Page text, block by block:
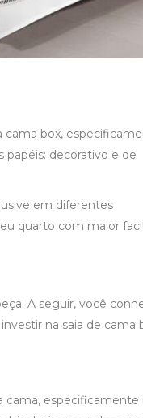
cama box,
papéis: decorativo e de
em diferentes
quarto com maior
A seguir, você
na saia de cama
cama, especificamente